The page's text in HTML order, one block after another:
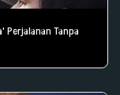
Perjalanan Tanpa